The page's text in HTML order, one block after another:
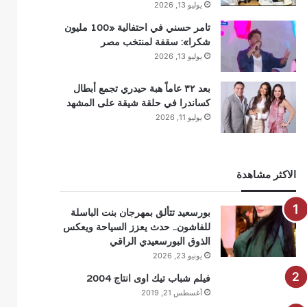
يوليو 13, 2026
تامر حسني في احتفالية «100 مليون
شكرا»: سقفة لمنتخب مصر
يوليو 13, 2026
بعد ٣٢ عاماً هبة حيدري تجمع أبطال
كساندرا في حلقة شيقة على المشهد
يوليو 11, 2026
الاكثر مشاهدة
بورسعيد تتألق بمهرجان بنت الباسلة
للفاشون.. حدث يعزز السياحة ويعكس
الذوق البورسعيدي الراقي
يونيو 23, 2026
فيلم شباب تيك اوى انتاج 2004
أغسطس 21, 2019